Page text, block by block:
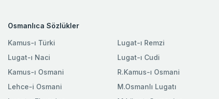
Osmanlıca Sözlükler
Kamus-ı Türki
Lugat-ı Naci
Kamus-ı Osmani
Lehce-i Osmani
Lugat-ı Remzi
Lugat-ı Cudi
R.Kamus-ı Osmani
M.Osmanlı Lugatı